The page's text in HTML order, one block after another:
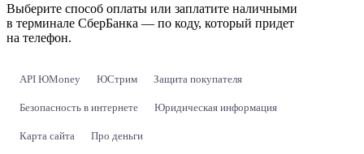
Выберите способ оплаты или заплатите наличными
в терминале СберБанка — по коду, который придет
на телефон.
API ЮMoney ЮСтрим Защита покупателя
Безопасность в интернете Юридическая информация
Карта сайта Про деньги